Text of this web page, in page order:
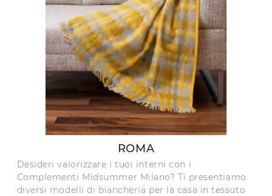
ROMA
Desideri valorizzare i tuoi interni con i
Complementi Midsummer Milano? Ti presentiamo
diversi modelli di biancheria per la casa in tessuto